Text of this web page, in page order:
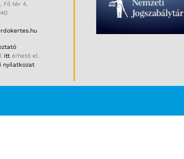
Fő tér 4.
itt érhető el.
nyilatkozat